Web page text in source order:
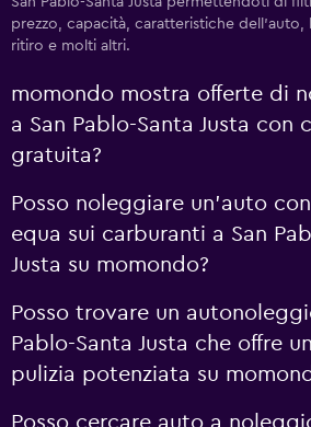
prezzo, capacità, caratteristiche
ritiro e molti altri.
momondo mostra offerte di
a San Pablo-Santa Justa con
gratuita?
Posso noleggiare un'auto
equa sui carburanti a San
Justa su momondo?
Posso trovare un
Pablo-Santa Justa che offre
pulizia potenziata su
Posso cercare auto a